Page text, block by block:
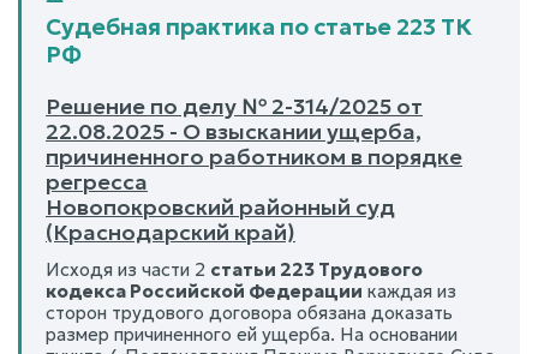
Судебная практика по статье 223 ТК
РФ
Решение по делу № 2-314/2025 от
22.08.2025 - О взыскании ущерба,
причиненного работником в порядке
регресса
Новопокровский районный суд
(Краснодарский край)
Исходя из части 2 статьи 223 Трудового
кодекса Российской Федерации каждая из
сторон трудового договора обязана доказать
размер причиненного ей ущерба. На основании